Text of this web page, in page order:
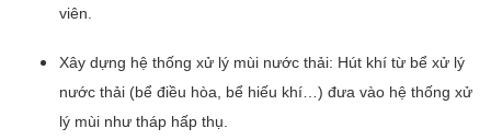
viên.
Xây dựng hệ thống xử lý mùi nước thải: Hút khí từ bể xử lý
nước thải (bể điều hòa, bể hiếu khí…) đưa vào hệ thống xử
lý mùi như tháp hấp thụ.